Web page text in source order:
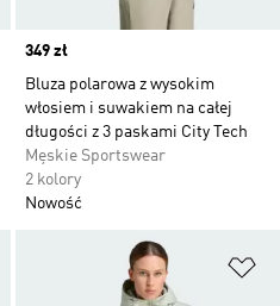
Price
349 zł
Bluza polarowa z wysokim
włosiem i suwakiem na całej
długości z 3 paskami City Tech
Męskie Sportswear
2 kolory
Nowość
Dodaj do listy życzeń